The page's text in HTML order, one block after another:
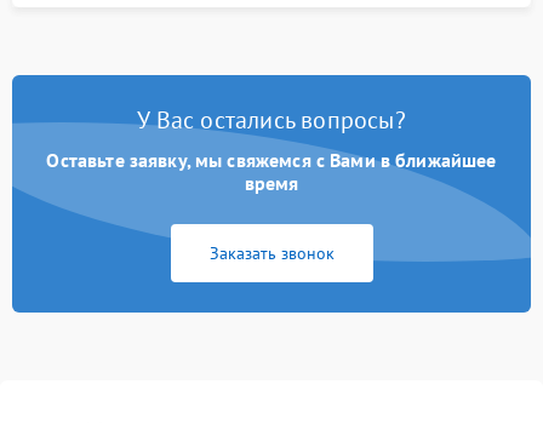
У Вас остались вопросы?
Оставьте заявку, мы свяжемся с Вами в ближайшее
время
Заказать звонок